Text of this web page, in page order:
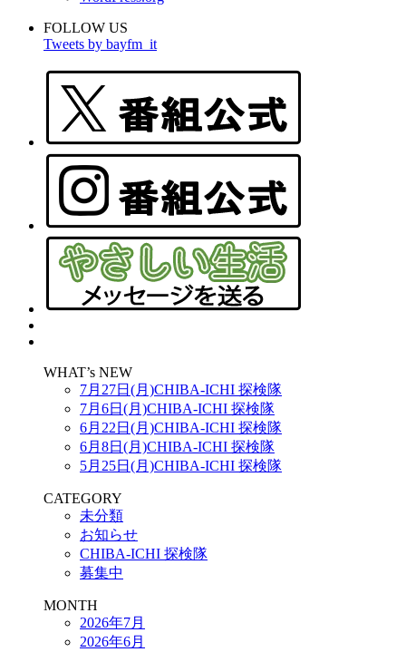
FOLLOW US
Tweets by bayfm_it
WHAT’s NEW
7月27日(月)CHIBA-ICHI 探検隊
7月6日(月)CHIBA-ICHI 探検隊
6月22日(月)CHIBA-ICHI 探検隊
6月8日(月)CHIBA-ICHI 探検隊
5月25日(月)CHIBA-ICHI 探検隊
CATEGORY
未分類
お知らせ
CHIBA-ICHI 探検隊
募集中
MONTH
2026年7月
2026年6月